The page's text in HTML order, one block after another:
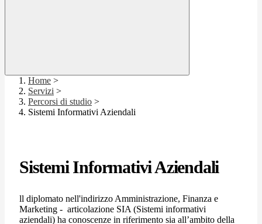
Home >
Servizi >
Percorsi di studio >
Sistemi Informativi Aziendali
Sistemi Informativi Aziendali
ll diplomato nell'indirizzo Amministrazione, Finanza e
Marketing - articolazione SIA (Sistemi informativi
aziendali) ha conoscenze in riferimento sia all’ambito della